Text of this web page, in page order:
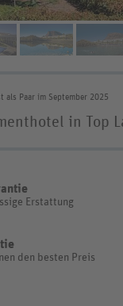
als Paar im September 2025
in Top
Erstattung
den besten Preis